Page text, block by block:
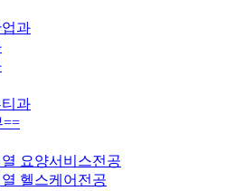
과
과
==
요양서비스전공
헬스케어전공